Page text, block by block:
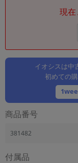
現在
イオシスは中
初めての
商品番号
381482
付属品
「iPhone」「Xperia」「Galaxy
「Apple」「SONY」「SHARP
機能・特徴
商品の搭載機能による絞り込み
「5G対応」「防水」「ワンセグ
ドライブ
ドライブの絞り込み
ランク
「新品」「未使用」「中古」など